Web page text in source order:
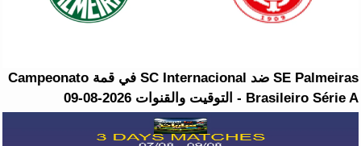
SE Palmeiras ضد SC Internacional في قمة Campeonato
Brasileiro Série A - التوقيت والقنوات 2026-08-09